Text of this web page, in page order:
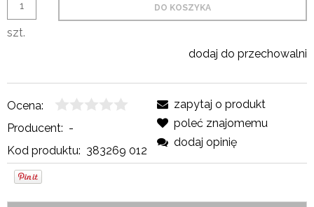
szt.
DO KOSZYKA
dodaj do przechowalni
Ocena:
Producent: -
Kod produktu: 383269 012
zapytaj o produkt
poleć znajomemu
dodaj opinię